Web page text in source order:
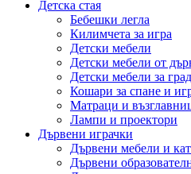
Детска стая
Бебешки легла
Килимчета за игра
Детски мебели
Детски мебели от
Детски мебели за
Кошари за спане и
Матраци и
Лампи и проектори
Дървени играчки
Дървени мебели и
Дървени